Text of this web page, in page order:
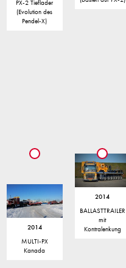
PX-2 Tieflader
(Evolution des
Pendel-X)
2014
MULTI-PX
Kanada
2014
BALLASTTRAILER
mit
Kontralenkung